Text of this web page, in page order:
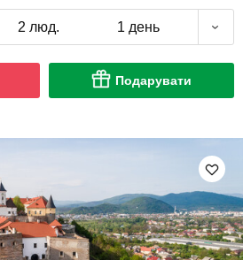
2 люд. 1 день
Подарувати